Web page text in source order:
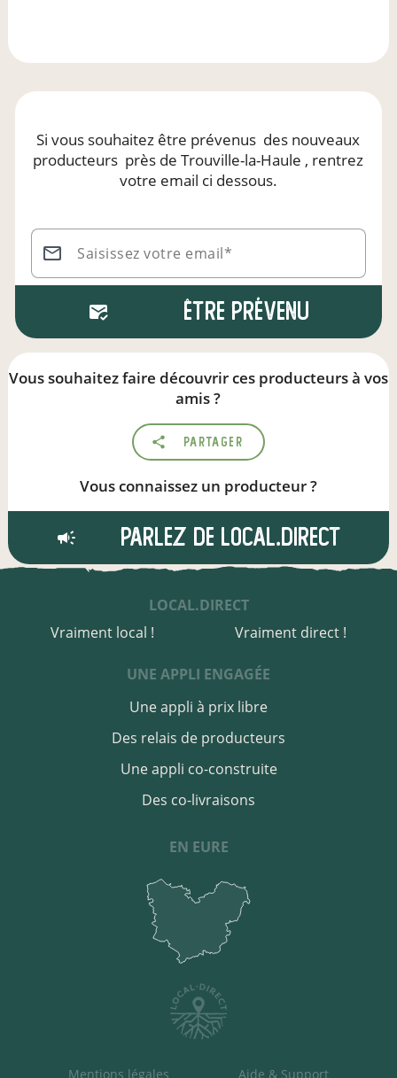
Si vous souhaitez être prévenus des nouveaux
producteurs près de Trouville-la-Haule , rentrez
votre email ci dessous.
Saisissez votre email*
Être prévenu
Vous souhaitez faire découvrir ces producteurs à vos
amis ?
Partager
Vous connaissez un producteur ?
Parlez de local.direct
LOCAL.DIRECT
Vraiment local !
Vraiment direct !
UNE APPLI ENGAGÉE
Une appli à prix libre
Des relais de producteurs
Des co-livraisons
Une appli co-construite
EN EURE
Mentions légales Aide & Support